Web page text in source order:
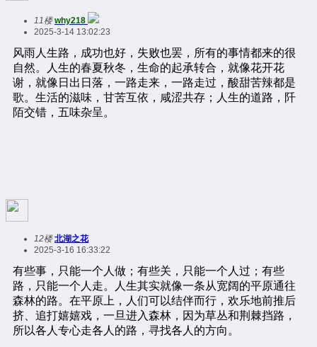
11楼 why218
2025-3-14 13:02:23
12楼 北湖之花
2025-3-16 16:33:22